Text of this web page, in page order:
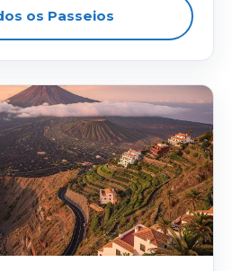
os Passeios